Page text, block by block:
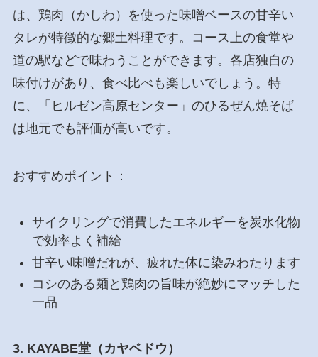
は、鶏肉（かしわ）を使った味噌ベースの甘辛い
タレが特徴的な郷土料理です。コース上の食堂や
道の駅などで味わうことができます。各店独自の
味付けがあり、食べ比べも楽しいでしょう。特
に、「ヒルゼン高原センター」のひるぜん焼そば
は地元でも評価が高いです。
おすすめポイント：
サイクリングで消費したエネルギーを炭水化物
で効率よく補給
甘辛い味噌だれが、疲れた体に染みわたります
コシのある麺と鶏肉の旨味が絶妙にマッチした
一品
3. KAYABE堂（カヤベドウ）